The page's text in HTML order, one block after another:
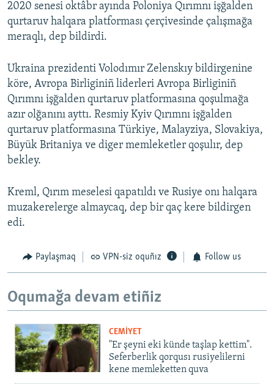
2020 senesi oktâbr ayında Poloniya Qırımnı işğalden
qurtaruv halqara platforması çerçivesinde çalışmağa
meraqlı, dep bildirdi.
Ukraina prezidenti Volodımır Zelenskıy bildirgenine
köre, Avropa Birliginiñ liderleri Avropa Birliginiñ
Qırımnı işğalden qurtaruv platformasına qoşulmağa
azır olğanını ayttı. Resmiy Kyiv Qırımnı işğalden
qurtaruv platformasına Türkiye, Malayziya, Slovakiya,
Büyük Britaniya ve diger memleketler qoşulır, dep
bekley.
Kreml, Qırım meselesi qapatıldı ve Rusiye onı halqara
muzakerelerge almaycaq, dep bir qaç kere bildirgen
edi.
Paylaşmaq VPN-siz oquñız Follow us
Oqumağa devam etiñiz
CEMİYET
"Er şeyni eki künde taşlap kettim".
Seferberlik qorqusı rusiyelilerni
kene memleketten quva